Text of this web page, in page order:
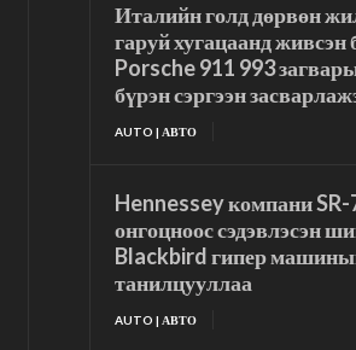
Италийн голд дөрвөн
гаруй хугацаанд живсэн
Porsche 911 993
бүрэн сэргээн
AUTO | АВТО
Hennessey компани SR-
онгоцноос сэдэвлэсэн
Blackbird гипер
танилцууллаа
AUTO | АВТО